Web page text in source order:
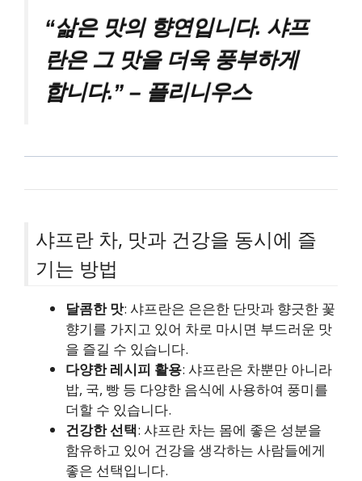
“삶은 맛의 향연입니다. 샤프
란은 그 맛을 더욱 풍부하게
합니다.” – 플리니우스
샤프란 차, 맛과 건강을 동시에 즐
기는 방법
달콤한 맛: 샤프란은 은은한 단맛과 향긋한 꽃
향기를 가지고 있어 차로 마시면 부드러운 맛
을 즐길 수 있습니다.
다양한 레시피 활용: 샤프란은 차뿐만 아니라
밥, 국, 빵 등 다양한 음식에 사용하여 풍미를
더할 수 있습니다.
건강한 선택: 샤프란 차는 몸에 좋은 성분을
함유하고 있어 건강을 생각하는 사람들에게
좋은 선택입니다.